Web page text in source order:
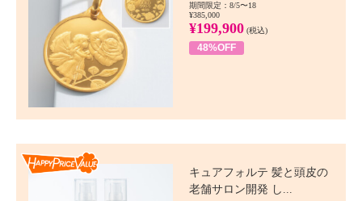
期間限定：8/5〜18
¥385,000
¥199,900 (税込)
48%OFF
キュアフォルテ 髪と頭皮の
老舗サロン開発 し...